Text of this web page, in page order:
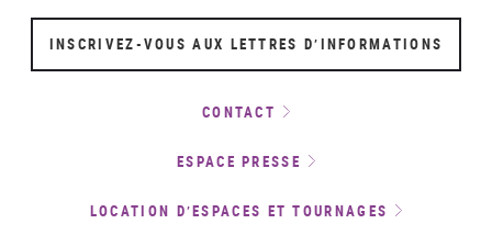
INSCRIVEZ-VOUS AUX LETTRES D’INFORMATIONS
CONTACT
ESPACE PRESSE
LOCATION D’ESPACES ET TOURNAGES